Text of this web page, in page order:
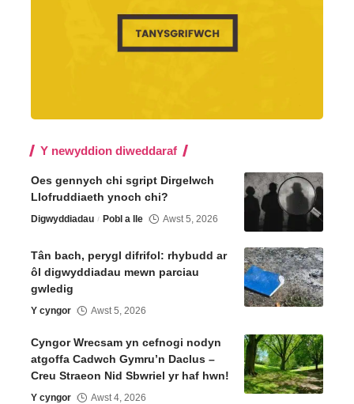
Y newyddion diweddaraf
Oes gennych chi sgript Dirgelwch
Llofruddiaeth ynoch chi?
Digwyddiadau Pobl a lle Awst 5, 2026
Tân bach, perygl difrifol: rhybudd ar
ôl digwyddiadau mewn parciau
gwledig
Y cyngor Awst 5, 2026
Cyngor Wrecsam yn cefnogi nodyn
atgoffa Cadwch Gymru’n Daclus –
Creu Straeon Nid Sbwriel yr haf hwn!
Y cyngor Awst 4, 2026